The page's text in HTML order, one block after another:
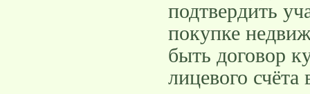
подтвердить
покупке
быть договор
лицевого